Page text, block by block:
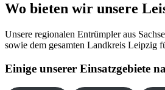
Wo bieten wir unsere
Unsere regionalen Entrümpler aus
sowie dem gesamten Landkreis Leipzig
Einige unserer Einsatzgebiete